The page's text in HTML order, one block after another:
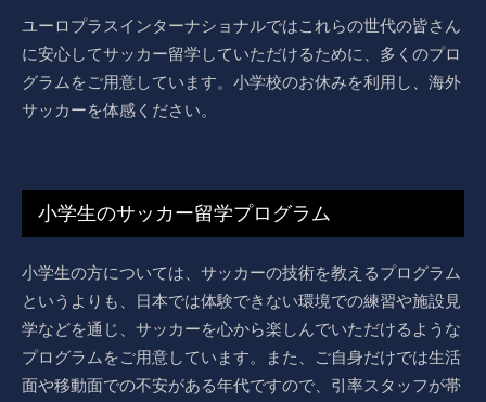
ユーロプラスインターナショナルではこれらの世代の皆さん
に安心してサッカー留学していただけるために、多くのプロ
グラムをご用意しています。小学校のお休みを利用し、海外
サッカーを体感ください。
小学生のサッカー留学プログラム
小学生の方については、サッカーの技術を教えるプログラム
というよりも、日本では体験できない環境での練習や施設見
学などを通じ、サッカーを心から楽しんでいただけるような
プログラムをご用意しています。また、ご自身だけでは生活
面や移動面での不安がある年代ですので、引率スタッフが帯